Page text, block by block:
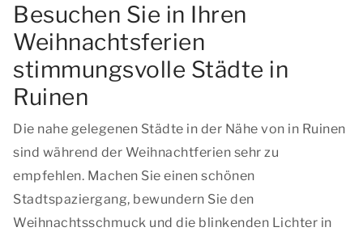
Besuchen Sie in Ihren
Weihnachtsferien
stimmungsvolle Städte in
Ruinen
Die nahe gelegenen Städte in der Nähe von in Ruinen
sind während der Weihnachtferien sehr zu
empfehlen. Machen Sie einen schönen
Stadtspaziergang, bewundern Sie den
Weihnachtsschmuck und die blinkenden Lichter in